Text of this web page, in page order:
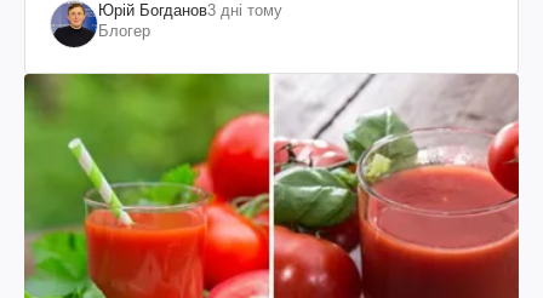
Юрій Богданов3 дні тому
Блогер